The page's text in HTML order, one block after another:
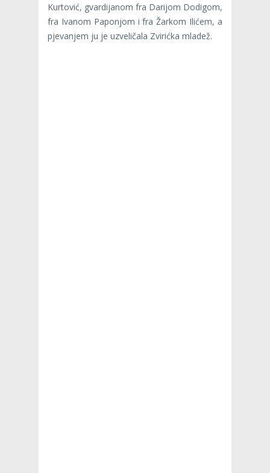
Kurtović, gvardijanom fra Darijom Dodigom,
fra Ivanom Paponjom i fra Žarkom Ilićem, a
pjevanjem ju je uzveličala Zvirićka mladež.